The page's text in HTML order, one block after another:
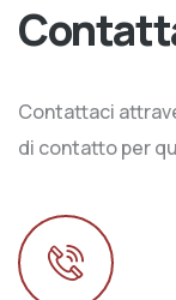
Contattaci
di contatto per